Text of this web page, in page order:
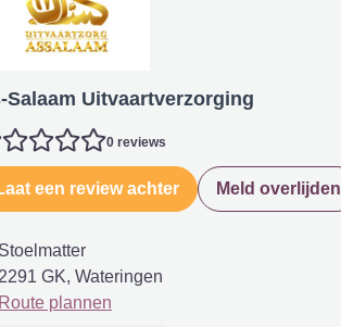
Salaam Uitvaartverzorging
0 reviews
een review achter Meld overlijden
Stoelmatter
2291 GK, Wateringen
Route plannen